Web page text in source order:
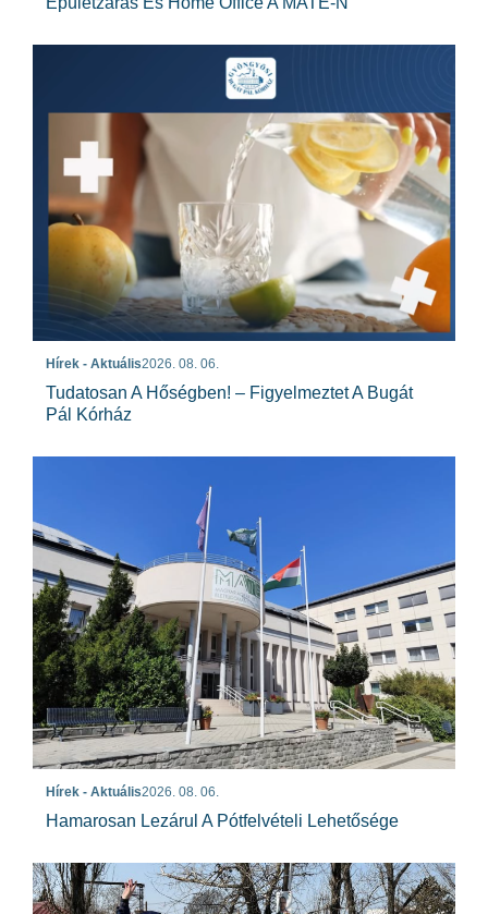
Hírek - Aktuális2026. 08. 06.
Tudatosan A Hőségben! – Figyelmeztet A Bugát
Pál Kórház
Hírek - Aktuális2026. 08. 06.
Hamarosan Lezárul A Pótfelvételi Lehetősége